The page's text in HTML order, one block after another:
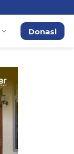
Donasi